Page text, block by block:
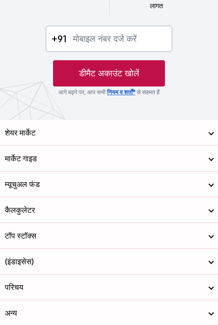
लागत
+91
डीमैट अकाउंट खोलें
आगे बढ़ने पर, आप सभीनियम व शर्तों*से सहमत हैं
शेयर मार्केट
मार्केट गाइड
म्यूचुअल फंड
कैलकुलेटर
टॉप स्टॉक्स
(इंडाइसेस)
परिचय
अन्य